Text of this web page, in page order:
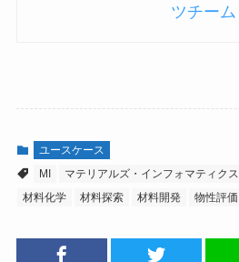
ツチーム
ユースケース
MI
マテリアルズ・インフォマティクス
材料化学
材料探索 材料開発 物性評価